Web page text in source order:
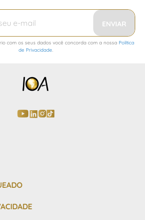
com os seus dados você concorda com a nossa Política
de Privacidade.
ENVIAR